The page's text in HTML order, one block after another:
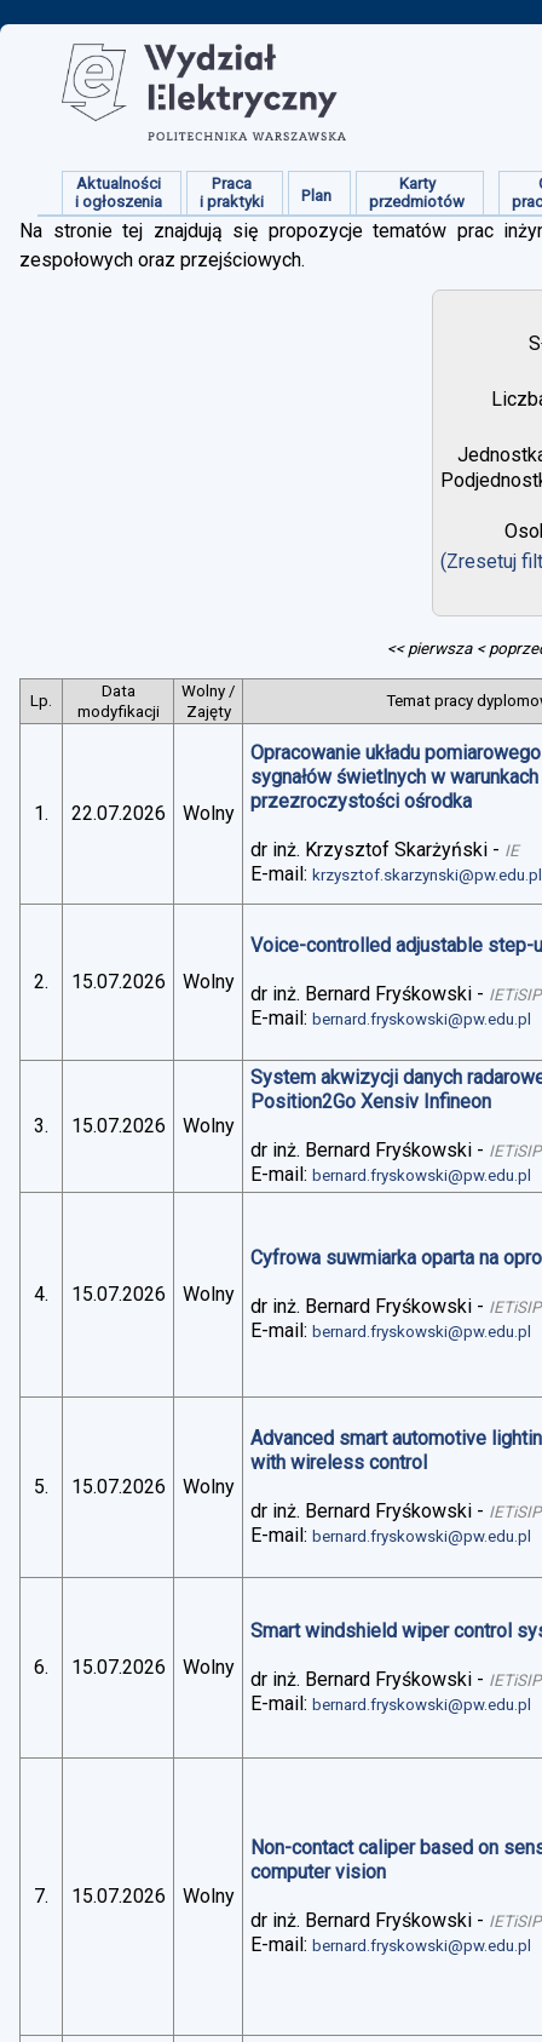
Aktualności
i ogłoszenia
Praca
i praktyki
Plan
Karty
przedmiotów
Na stronie tej znajdują się propozycje tematów prac
zespołowych oraz przejściowych.
(Zresetuj
<< pierwsza <
Lp.
Data
modyfikacji
Wolny /
Zajęty
Temat pracy
1. 22.07.2026 Wolny
Opracowanie układu
sygnałów świetlnych w
przezroczystości ośrodka
dr inż. Krzysztof Skarżyński - IE
E-mail:krzysztof.skarzynski@pw.edu.pl
2. 15.07.2026 Wolny
Voice-controlled adjustable step-
dr inż. Bernard Fryśkowski - IETiSIP
E-mail:bernard.fryskowski@pw.edu.pl
3. 15.07.2026 Wolny
System akwizycji danych
Position2Go Xensiv Infineon
dr inż. Bernard Fryśkowski - IETiSIP
E-mail:bernard.fryskowski@pw.edu.pl
4. 15.07.2026 Wolny
Cyfrowa suwmiarka oparta na
dr inż. Bernard Fryśkowski - IETiSIP
E-mail:bernard.fryskowski@pw.edu.pl
5. 15.07.2026 Wolny
Advanced smart automotive
with wireless control
dr inż. Bernard Fryśkowski - IETiSIP
E-mail:bernard.fryskowski@pw.edu.pl
6. 15.07.2026 Wolny
Smart windshield wiper control
dr inż. Bernard Fryśkowski - IETiSIP
E-mail:bernard.fryskowski@pw.edu.pl
7. 15.07.2026 Wolny
Non-contact caliper based on
computer vision
dr inż. Bernard Fryśkowski - IETiSIP
E-mail:bernard.fryskowski@pw.edu.pl